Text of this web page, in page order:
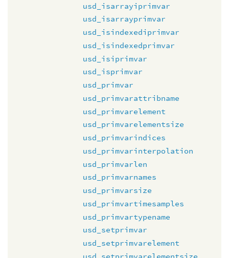
usd_isarrayiprimvar
usd_isarrayprimvar
usd_isindexediprimvar
usd_isindexedprimvar
usd_isiprimvar
usd_isprimvar
usd_primvar
usd_primvarattribname
usd_primvarelement
usd_primvarelementsize
usd_primvarindices
usd_primvarinterpolation
usd_primvarlen
usd_primvarnames
usd_primvarsize
usd_primvartimesamples
usd_primvartypename
usd_setprimvar
usd_setprimvarelement